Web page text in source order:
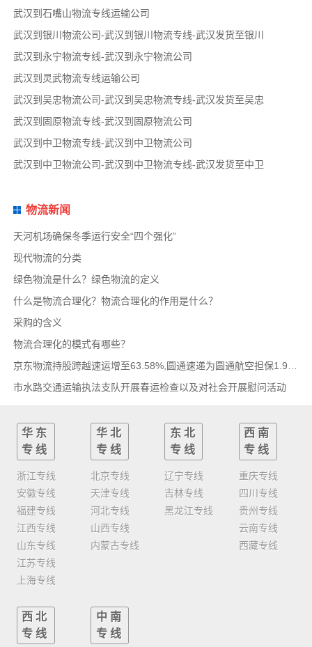
武汉到石嘴山物流专线运输公司
武汉到银川物流公司-武汉到银川物流专线-武汉发货至银川
武汉到永宁物流专线-武汉到永宁物流公司
武汉到灵武物流专线运输公司
武汉到吴忠物流公司-武汉到吴忠物流专线-武汉发货至吴忠
武汉到固原物流专线-武汉到固原物流公司
武汉到中卫物流专线-武汉到中卫物流公司
武汉到中卫物流公司-武汉到中卫物流专线-武汉发货至中卫
物流新闻
天河机场确保冬季运行安全“四个强化”
现代物流的分类
绿色物流是什么？绿色物流的定义
什么是物流合理化？物流合理化的作用是什么？
采购的含义
物流合理化的模式有哪些？
市水路交通运输执法支队开展春运检查以及对社会开展慰问活动
华东
专线
浙江专线
安徽专线
福建专线
江西专线
山东专线
江苏专线
上海专线
华北
专线
北京专线
天津专线
河北专线
山西专线
内蒙古专线
东北
专线
辽宁专线
吉林专线
黑龙江专线
西南
专线
重庆专线
四川专线
贵州专线
云南专线
西藏专线
西北
专线
中南
专线